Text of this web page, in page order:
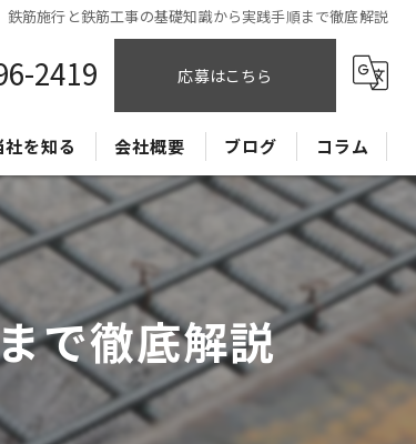
鉄筋施行と鉄筋工事の基礎知識から実践手順まで徹底解説
2419 応募はこちら
社を知る
オペレーター
員
験者
立
会社概要 ブログ コラム
で徹底解説